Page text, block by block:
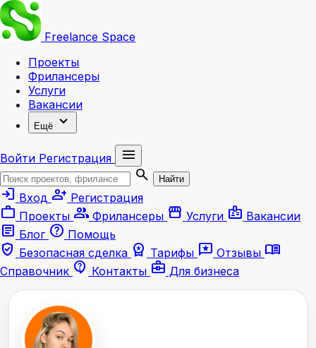
Freelance Space
Проекты
Фрилансеры
Услуги
Вакансии
Ещё expand_more
Войти Регистрация
menu
search
Найти
login Вход person_add Регистрация
work Проекты group Фрилансеры storefront Услуги badge Вакансии
article Блог help Помощь
verified_user Безопасная сделка workspace_premium Тарифы reviews Отзывы menu_book
Справочник contact_support Контакты business_center Для бизнеса